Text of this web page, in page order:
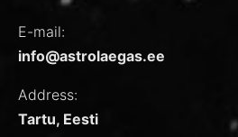
E-mail:
info@astrolaegas.ee
Address:
Tartu, Eesti